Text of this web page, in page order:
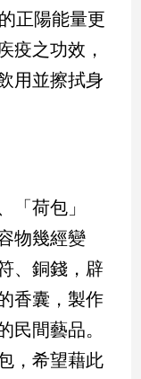
正陽能量更
疫之功效，
用並擦拭身
「荷包」
物幾經變
、銅錢，辟
香囊，製作
民間藝品。
，希望藉此